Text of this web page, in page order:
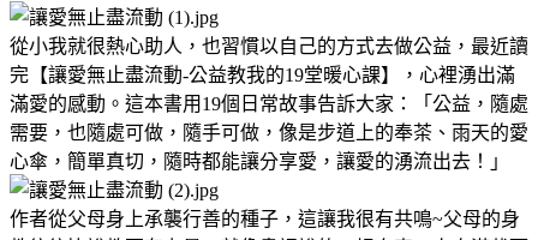
從小我就很熱心助人，也習慣以自己的方式去做公益，最近讀
完【讓愛無止盡流動-公益教我的19堂暖心課】，心裡湧出滿
滿愛的感動。這本書用19個日常故事告訴大家：「公益，隨處
需要，也隨處可做，隨手可做，像是步道上的奉茶、雨天的愛
心傘，簡單真切，隨時都能讓分享愛，讓愛的湧流出去！」
作者從父母身上承襲行善的種子，這讓我很有共鳴~父母的身